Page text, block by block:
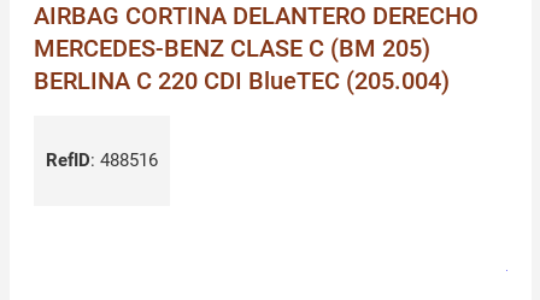
AIRBAG CORTINA DELANTERO DERECHO
MERCEDES-BENZ CLASE C (BM 205)
BERLINA C 220 CDI BlueTEC (205.004)
RefID: 488516